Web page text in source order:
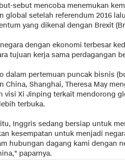
sebut mencoba menemukan
global setelah referendum 2016
yang dikenal dengan Brexit
dengan ekonomi terbesar
tujuan kerja sama perdagangan
dalam pertemuan puncak bisnis
China, Shanghai, Theresa May
visi Xi Jinping terkait mendorong
terbuka.
Inggris sedang bersiap untuk
kesempatan untuk menjadi
hubungan dagang kami dengan
paparnya.